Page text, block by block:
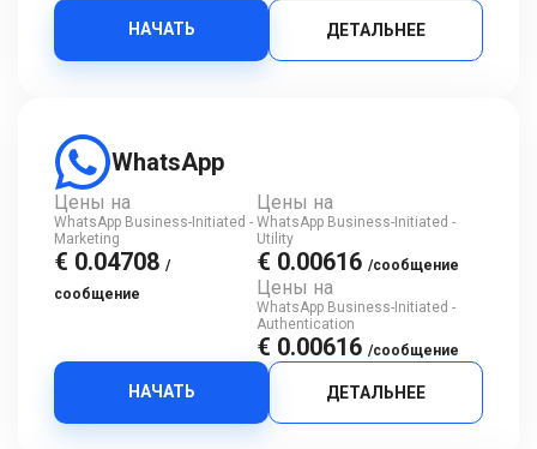
НАЧАТЬ ДЕТАЛЬНЕЕ
WhatsApp
Цены на
WhatsApp Business-Initiated -
Marketing
€ 0.04708 /
сообщение
Цены на
WhatsApp Business-Initiated -
Utility
€ 0.00616 /сообщение
Цены на
WhatsApp Business-Initiated -
Authentication
€ 0.00616 /сообщение
НАЧАТЬ ДЕТАЛЬНЕЕ